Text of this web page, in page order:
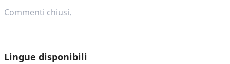
Commenti chiusi.
Lingue disponibili